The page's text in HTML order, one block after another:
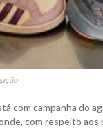
com campanha do
com respeito